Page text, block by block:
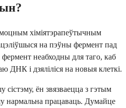
хіміятэрапеўтычным
на пэўны фермент пад
фермент неабходны для таго, каб
ДНК і дзяліліся на новыя клеткі.
сістэму, ён звязваецца з гэтым
нармальна працаваць. Думайце